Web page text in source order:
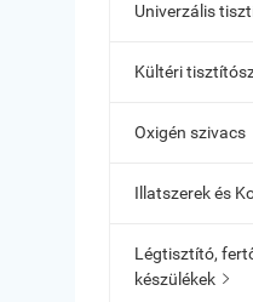
Univerzális
Kültéri
Oxigén szivacs
Illatszerek és
Légtisztító,
készülékek 